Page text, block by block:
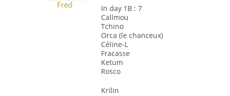
Fred
In day 1B : 7
Callmou
Tchino
Orca (le chanceux)
Céline-L
Fracasse
Ketum
Rosco
Krilin